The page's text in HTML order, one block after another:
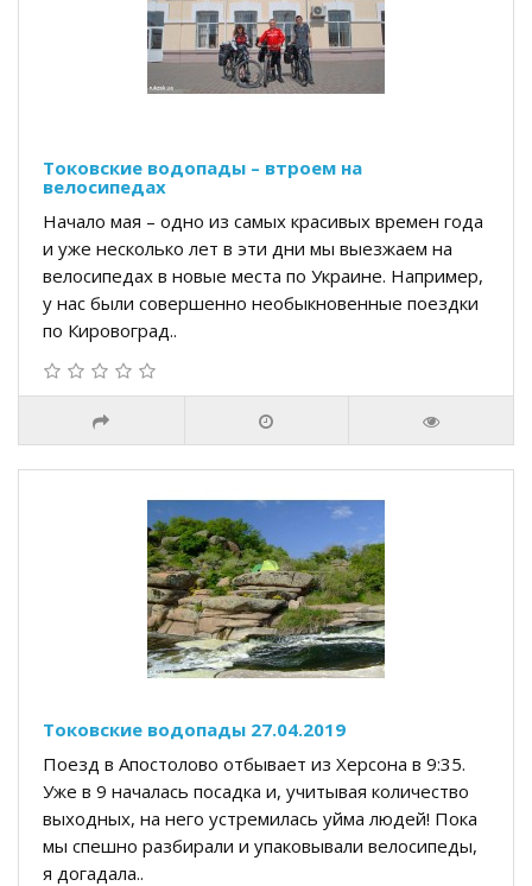
Токовские водопады – втроем на
велосипедах
Начало мая – одно из самых красивых времен года
и уже несколько лет в эти дни мы выезжаем на
велосипедах в новые места по Украине. Например,
у нас были совершенно необыкновенные поездки
по Кировоград..
Токовские водопады 27.04.2019
Поезд в Апостолово отбывает из Херсона в 9:35.
Уже в 9 началась посадка и, учитывая количество
выходных, на него устремилась уйма людей! Пока
мы спешно разбирали и упаковывали велосипеды,
я догадала..